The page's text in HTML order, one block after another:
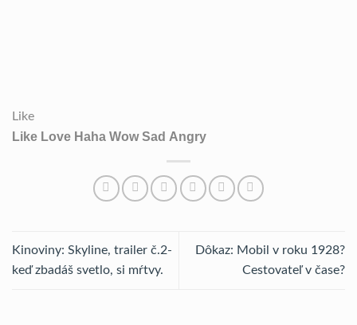
Like
Like Love Haha Wow Sad Angry
Kinoviny: Skyline, trailer č.2-
keď zbadáš svetlo, si mŕtvy.
Dôkaz: Mobil v roku 1928?
Cestovateľ v čase?